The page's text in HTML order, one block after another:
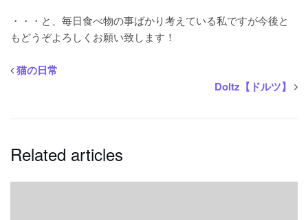
・・・と、毎日食べ物の事ばかり考えている私ですが今後と
もどうぞよろしくお願い致します！
猫の日常
Doltz【ドルツ】
Related articles